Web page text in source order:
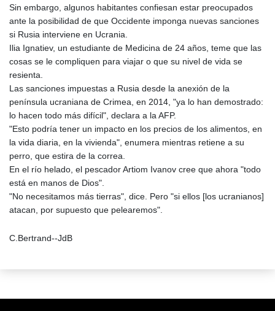
Sin embargo, algunos habitantes confiesan estar preocupados
ante la posibilidad de que Occidente imponga nuevas sanciones
si Rusia interviene en Ucrania.
Ilia Ignatiev, un estudiante de Medicina de 24 años, teme que las
cosas se le compliquen para viajar o que su nivel de vida se
resienta.
Las sanciones impuestas a Rusia desde la anexión de la
península ucraniana de Crimea, en 2014, "ya lo han demostrado:
lo hacen todo más difícil", declara a la AFP.
"Esto podría tener un impacto en los precios de los alimentos, en
la vida diaria, en la vivienda", enumera mientras retiene a su
perro, que estira de la correa.
En el río helado, el pescador Artiom Ivanov cree que ahora "todo
está en manos de Dios".
"No necesitamos más tierras", dice. Pero "si ellos [los ucranianos]
atacan, por supuesto que pelearemos".
C.Bertrand--JdB